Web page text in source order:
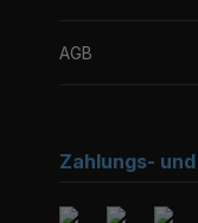
AGB
Zahlungs-